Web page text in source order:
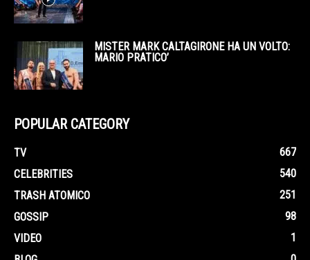
MISTER MARK CALTAGIRONE HA UN VOLTO:
MARIO PRATICO’
POPULAR CATEGORY
TV
667
CELEBRITIES
540
TRASH ATOMICO
251
GOSSIP
98
VIDEO
1